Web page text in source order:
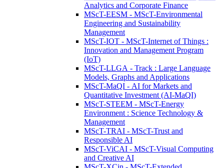
Analytics and Corporate Finance
MScT-EESM - MScT-Environmental
Engineering and Sustainability
Management
MScT-IOT - MScT-Internet of Things :
Innovation and Management Program
(IoT)
MScT-LLGA - Track : Large Language
Models, Graphs and Applications
MScT-MaQI - AI for Markets and
Quantitative Investment (AI-MaQI)
MScT-STEEM - MScT-Energy
Environment : Science Technology &
Management
MScT-TRAI - MScT-Trust and
Responsible AI
MScT-ViCAI - MScT-Visual Computing
and Creative AI